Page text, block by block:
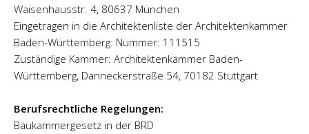
Waisenhausstr. 4, 80637 München
Eingetragen in die Architektenliste der Architektenkammer
Baden-Württemberg: Nummer: 111515
Zuständige Kammer: Architektenkammer Baden-
Württemberg, Danneckerstraße 54, 70182 Stuttgart
Berufsrechtliche Regelungen:
Baukammergesetz in der BRD